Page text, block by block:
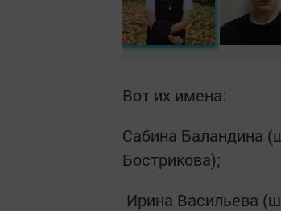
Вот их имена:
Сабина Баландина
Бострикова);
Ирина Васильева